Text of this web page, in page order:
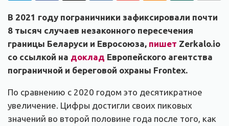
В 2021 году пограничники зафиксировали почти
8 тысяч случаев незаконного пересечения
границы Беларуси и Евросоюза, пишет Zerkalo.io
со ссылкой на доклад Европейского агентства
пограничной и береговой охраны Frontex.
По сравнению с 2020 годом это десятикратное
увеличение. Цифры достигли своих пиковых
значений во второй половине года после того, как